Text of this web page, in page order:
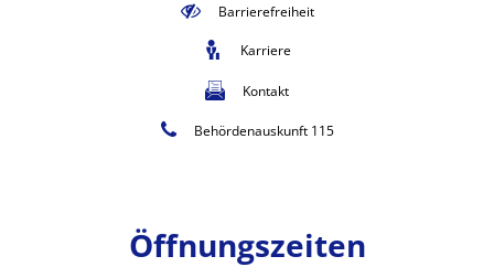
Barrierefreiheit
Karriere
Kontakt
Behördenauskunft 115
Öffnungszeiten